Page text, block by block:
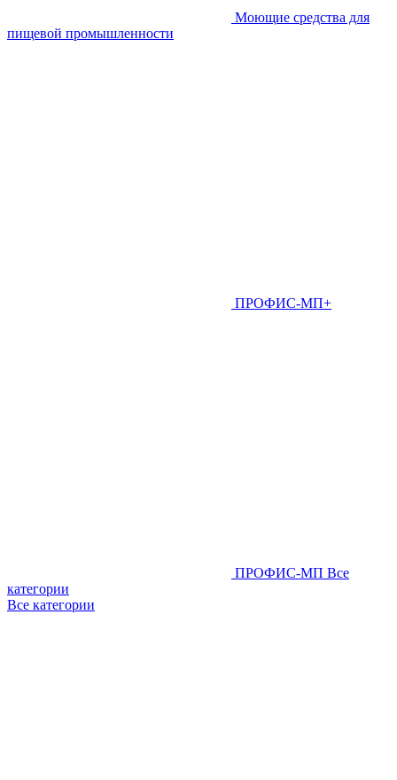
Моющие средства для
пищевой промышленности
ПРОФИС-МП+
ПРОФИС-МП Все
категории
Все категории